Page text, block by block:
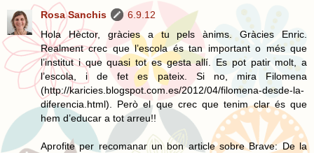
Rosa Sanchis
6.9.12
Hola Hèctor, gràcies a tu pels ànims. Gràcies Enric.
Realment crec que l’escola és tan important o més que
l’institut i que quasi tot es gesta allí. Es pot patir molt, a
l’escola, i de fet es pateix. Si no, mira Filomena
(http://karicies.blogspot.com.es/2012/04/filomena-desde-la-
diferencia.html). Però el que crec que tenim clar és que
hem d’educar a tot arreu!!
Aprofite per recomanar un bon article sobre Brave: De la